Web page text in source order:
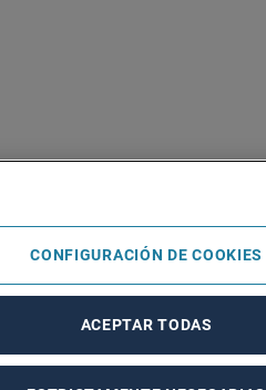
CONFIGURACIÓN DE COOKIES
ACEPTAR TODAS